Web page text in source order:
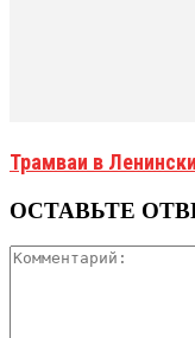
Трамваи в
ОСТАВЬТЕ